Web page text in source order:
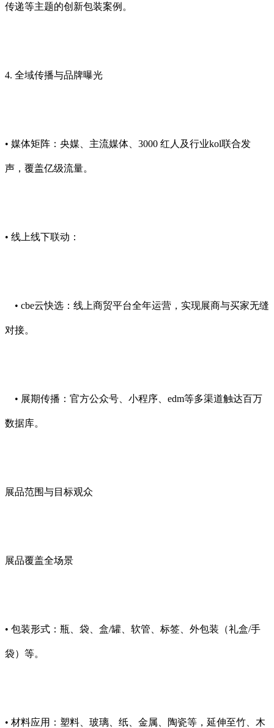
传递等主题的创新包装案例。
4. 全域传播与品牌曝光
• 媒体矩阵：央媒、主流媒体、3000 红人及行业kol联合发
声，覆盖亿级流量。
• 线上线下联动：
• cbe云快选：线上商贸平台全年运营，实现展商与买家无缝
对接。
• 展期传播：官方公众号、小程序、edm等多渠道触达百万
数据库。
展品范围与目标观众
展品覆盖全场景
• 包装形式：瓶、袋、盒/罐、软管、标签、外包装（礼盒/手
袋）等。
• 材料应用：塑料、玻璃、纸、金属、陶瓷等，延伸至竹、木